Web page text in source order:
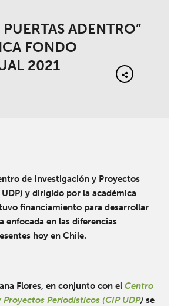
PUERTAS ADENTRO”
FONDO
2021
de Investigación y Proyectos
y dirigido por la académica
financiamiento para desarrollar
enfocada en las diferencias
hoy en Chile.
Flores, en conjunto con el Centro
Periodísticos (CIP UDP) se